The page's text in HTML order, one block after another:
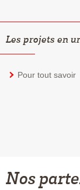
Les projets en
Pour tout savoir
Nos